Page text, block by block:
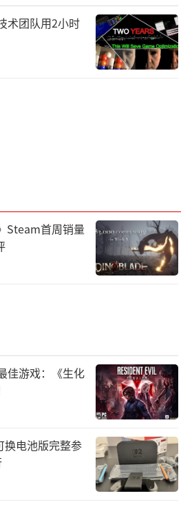
中留下了难以抹去的负面印
地4》能否凭借内容深度与
术团队用2小时
Steam首周销量
佳游戏：《生化
电池版完整参